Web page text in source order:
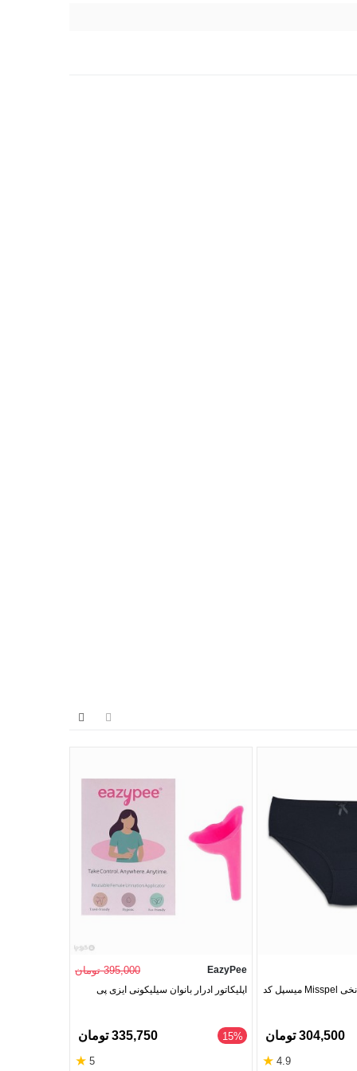
حساسیت و التهاب پوستی جلوگیری می‌کند و برای
سایز درج‌شده در صفحه محصول مراجعه کنید. در
تمام سفارش‌ها پس از ثبت نهایی و تأیید پرداخت، حداکثر ظرف 24 ساعت کاری پردازش و برای ارسال آماده می‌شوند. زمان تحویل بسته بسته به شهر مقصد معمولاً بین 2 تا 5 روز کاری متغیر
ثبت شده در سایت باشد، تا 24 ساعت فرصت دارید به تیم پشتیبانی گروچا اطلاع دهید، در غیر این صورت کالا برگشت
را ثبت کند. شرط پذیرش مرجوعی، حفظ پلمب و عدم استفاده از کالا است تا
یا سایز خاص، امکان افزودن آن به لیست انتظار
شورت زنانه اسلیپ نخی Misspel میسپل کد
304,500 تومان
4.9
★
EazyPee 395,000 تومان
اپلیکاتور ادرار بانوان سیلیکونی ایزی پی
‎15% 335,750 تومان
5
★